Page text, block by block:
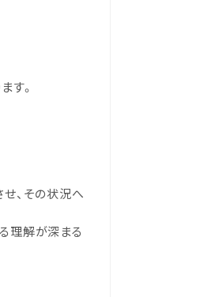
す。
、その状況へ
理解が深まる